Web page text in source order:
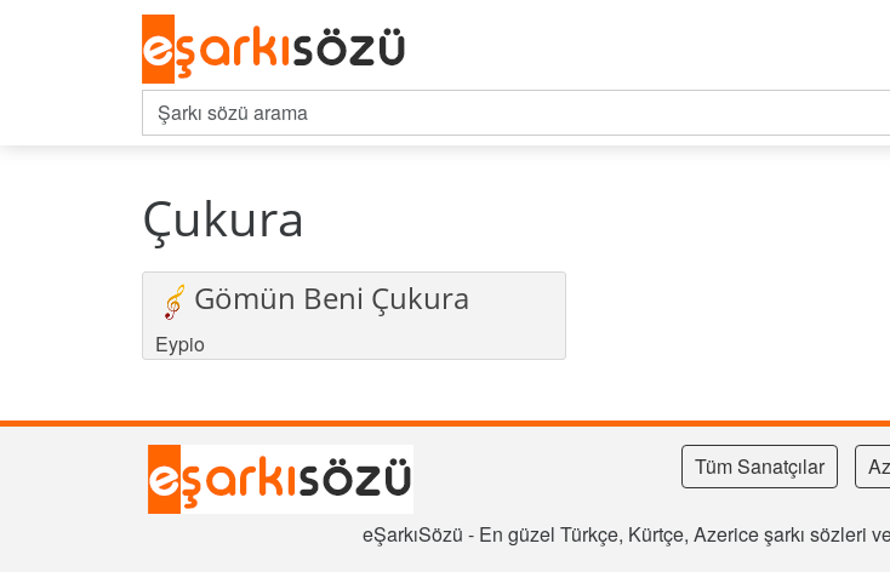
Çukura
Gömün Beni Çukura
Eypio
Tüm Sanatçılar
eŞarkıSözü - En güzel Türkçe, Kürtçe, Azerice şarkı sözleri